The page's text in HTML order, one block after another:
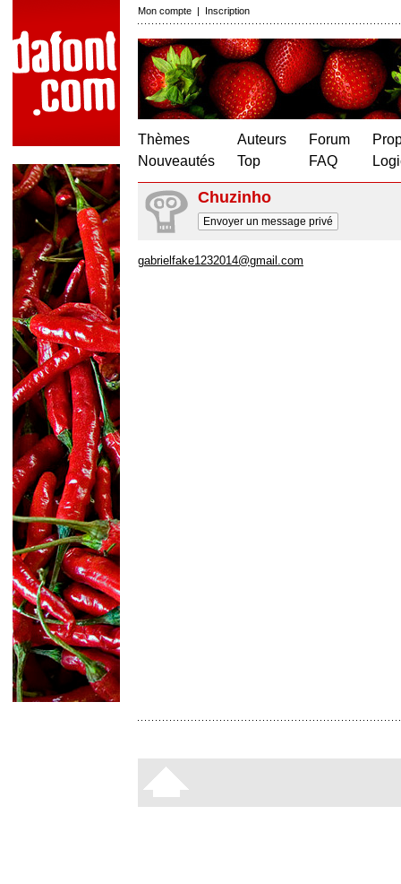
Mon compte | Inscription
Thèmes
Nouveautés
Auteurs
Top
Forum
FAQ
Chuzinho
Envoyer un message privé
gabrielfake1232014@gmail.com